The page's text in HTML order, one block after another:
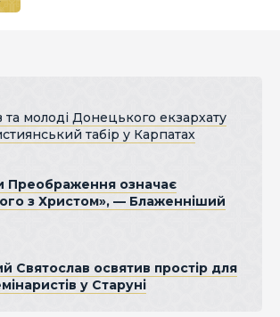
та молоді Донецького екзархату
табір у Карпатах
Преображення означає
з Христом», — Блаженніший
Святослав освятив простір для
у Старуні